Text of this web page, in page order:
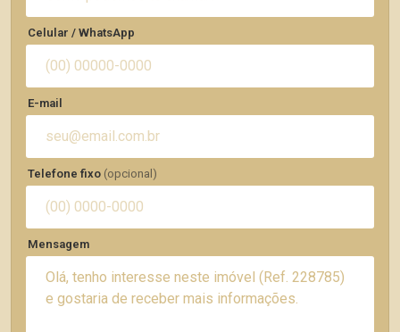
Celular / WhatsApp
E-mail
Telefone fixo (opcional)
Mensagem